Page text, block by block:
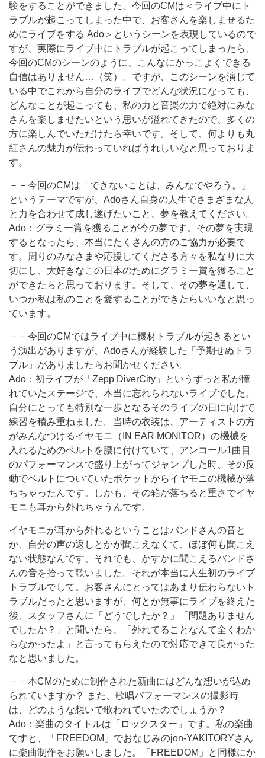
験をすることができました。今回のCMは＜ライブ中にト
ラブルが起こってしまった中で、お客さんを楽しませるた
めにライブをする Ado＞というシーンを表現しているので
すが、実際にライブ中にトラブルが起こってしまったら、
今回のCMのシーンのように、こんなにかっこよくできる
自信はありません…（笑）。ですが、このシーンを演じて
いる中でこれから自分のライブでどんな状況になっても、
どんなことが起こっても、私の力と音楽の力で絶対にみな
さんを楽しませたいという思いが溢れてきたので、多くの
方に楽しんでいただけたら幸いです。そして、何よりも丸
紅さんの魅力が伝わっていればうれしいなと思っておりま
す。
－－今回のCMは「できないことは、みんなでやろう。」
というテーマですが、Adoさん自身の人生でさまざまな人
と力を合わせて成し遂げたいこと、夢を教えてください。
Ado：グラミー賞を獲ることが今の夢です。その夢を実現
するとなったら、本当にたくさんの方のご協力が必要で
す。周りのみなさまや応援してくださる方々を私なりに大
切にし、大好きなこの日本のためにグラミー賞を獲ること
ができたらと思っております。そして、その夢を通して、
いつか私は私のことを愛することができたらいいなと思っ
ています。
－－今回のCMではライブ中に機材トラブルが起きるとい
う演出がありますが、Adoさんが経験した「予期せぬトラ
ブル」がありましたらお聞かせください。
Ado：初ライブが「Zepp DiverCity」というずっと私が憧
れていたステージで、本当に忘れられないライブでした。
自分にとっても特別な一歩となるそのライブの日に向けて
練習を積み重ねました。当時の衣装は、アーティストの方
がみんなつけるイヤモニ（IN EAR MONITOR）の機械を
入れるためのベルトを腰に付けていて、アンコール1曲目
のパフォーマンスで盛り上がってジャンプした時、その反
動でベルトについていたポケットからイヤモニの機械が落
ちちゃったんです。しかも、その箱が落ちると重さでイヤ
モニも耳から外れちゃうんです。
イヤモニが耳から外れるということはバンドさんの音と
か、自分の声の返しとかが聞こえなくて、ほぼ何も聞こえ
ない状態なんです。それでも、かすかに聞こえるバンドさ
んの音を拾って歌いました。それが本当に人生初のライブ
トラブルでして。お客さんにとってはあまり伝わらないト
ラブルだったと思いますが、何とか無事にライブを終えた
後、スタッフさんに「どうでしたか？」「問題ありません
でしたか？」と聞いたら、「外れてることなんて全くわか
らなかったよ」と言ってもらえたので対応できて良かった
なと思いました。
－－本CMのために制作された新曲にはどんな想いが込め
られていますか？ また、歌唱パフォーマンスの撮影時
は、どのような想いで歌われていたのでしょうか？
Ado：楽曲のタイトルは「ロックスター」です。私の楽曲
ですと、「FREEDOM」でおなじみのjon-YAKITORYさん
に楽曲制作をお願いしました。「FREEDOM」と同様にか